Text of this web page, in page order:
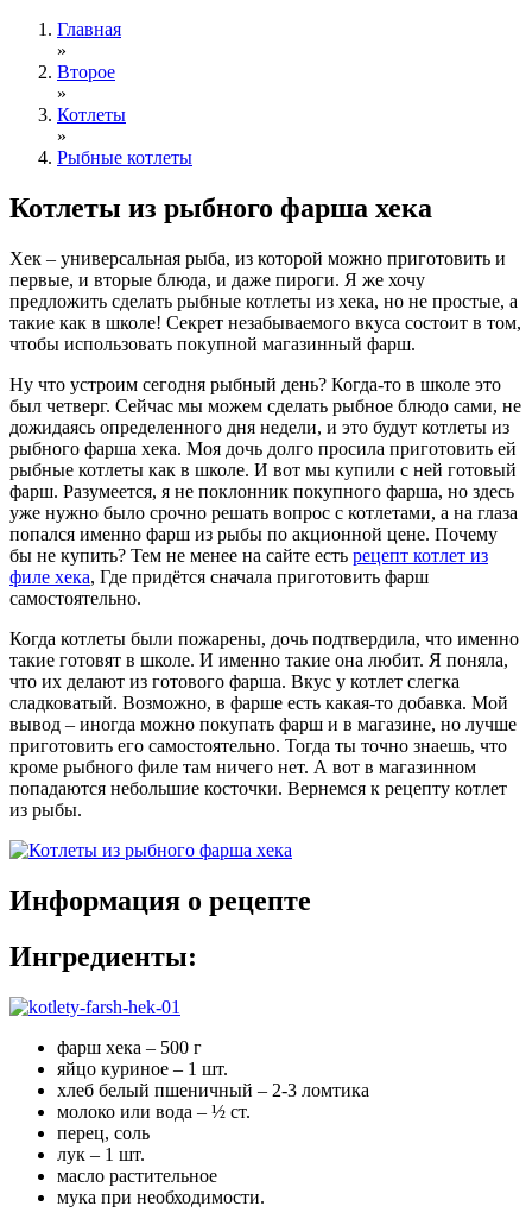
Главная
»
Второе
»
Котлеты
»
Рыбные котлеты
Котлеты из рыбного фарша хека
Хек – универсальная рыба, из которой можно приготовить и
первые, и вторые блюда, и даже пироги. Я же хочу
предложить сделать рыбные котлеты из хека, но не простые, а
такие как в школе! Секрет незабываемого вкуса состоит в том,
чтобы использовать покупной магазинный фарш.
Ну что устроим сегодня рыбный день? Когда-то в школе это
был четверг. Сейчас мы можем сделать рыбное блюдо сами, не
дожидаясь определенного дня недели, и это будут котлеты из
рыбного фарша хека. Моя дочь долго просила приготовить ей
рыбные котлеты как в школе. И вот мы купили с ней готовый
фарш. Разумеется, я не поклонник покупного фарша, но здесь
уже нужно было срочно решать вопрос с котлетами, а на глаза
попался именно фарш из рыбы по акционной цене. Почему
бы не купить? Тем не менее на сайте есть рецепт котлет из
филе хека, Где придётся сначала приготовить фарш
самостоятельно.
Когда котлеты были пожарены, дочь подтвердила, что именно
такие готовят в школе. И именно такие она любит. Я поняла,
что их делают из готового фарша. Вкус у котлет слегка
сладковатый. Возможно, в фарше есть какая-то добавка. Мой
вывод – иногда можно покупать фарш и в магазине, но лучше
приготовить его самостоятельно. Тогда ты точно знаешь, что
кроме рыбного филе там ничего нет. А вот в магазинном
попадаются небольшие косточки. Вернемся к рецепту котлет
из рыбы.
Информация о рецепте
Ингредиенты:
фарш хека – 500 г
яйцо куриное – 1 шт.
хлеб белый пшеничный – 2-3 ломтика
молоко или вода – ½ ст.
перец, соль
лук – 1 шт.
масло растительное
мука при необходимости.